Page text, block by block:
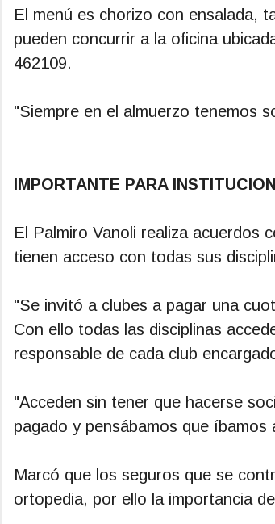
El menú es chorizo con ensalada,
pueden concurrir a la oficina
462109.
"Siempre en el almuerzo tenemos
IMPORTANTE PARA
El Palmiro Vanoli realiza acuerdos
tienen acceso con todas sus
"Se invitó a clubes a pagar una
Con ello todas las disciplinas
responsable de cada club
"Acceden sin tener que hacerse
pagado y pensábamos que íbamos
Marcó que los seguros que se
ortopedia, por ello la importancia